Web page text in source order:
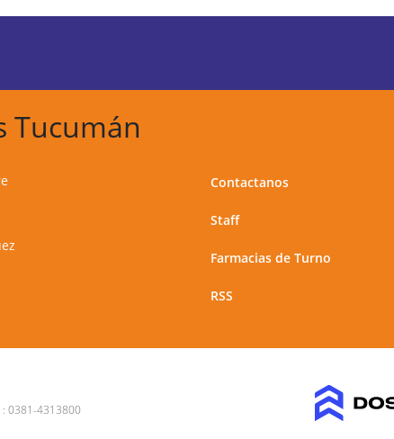
Tucumán
Contactanos
Staff
Farmacias de Turno
RSS
0381-4313800